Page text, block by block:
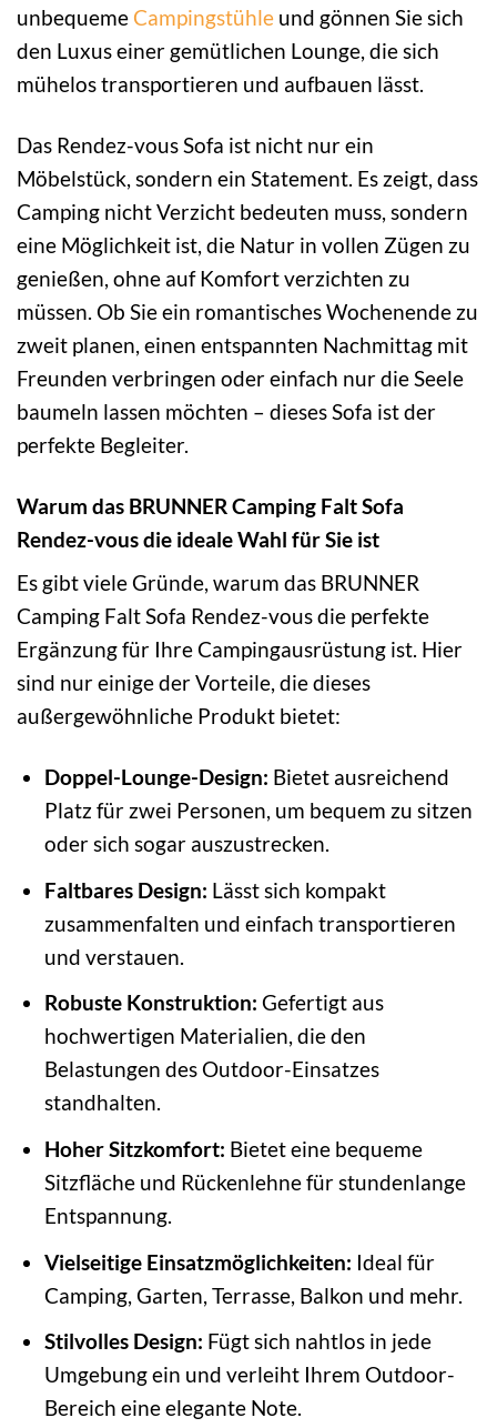
unbequeme Campingstühle und gönnen Sie sich
den Luxus einer gemütlichen Lounge, die sich
mühelos transportieren und aufbauen lässt.
Das Rendez-vous Sofa ist nicht nur ein
Möbelstück, sondern ein Statement. Es zeigt, dass
Camping nicht Verzicht bedeuten muss, sondern
eine Möglichkeit ist, die Natur in vollen Zügen zu
genießen, ohne auf Komfort verzichten zu
müssen. Ob Sie ein romantisches Wochenende zu
zweit planen, einen entspannten Nachmittag mit
Freunden verbringen oder einfach nur die Seele
baumeln lassen möchten – dieses Sofa ist der
perfekte Begleiter.
Warum das BRUNNER Camping Falt Sofa
Rendez-vous die ideale Wahl für Sie ist
Es gibt viele Gründe, warum das BRUNNER
Camping Falt Sofa Rendez-vous die perfekte
Ergänzung für Ihre Campingausrüstung ist. Hier
sind nur einige der Vorteile, die dieses
außergewöhnliche Produkt bietet:
Doppel-Lounge-Design: Bietet ausreichend
Platz für zwei Personen, um bequem zu sitzen
oder sich sogar auszustrecken.
Faltbares Design: Lässt sich kompakt
zusammenfalten und einfach transportieren
und verstauen.
Robuste Konstruktion: Gefertigt aus
hochwertigen Materialien, die den
Belastungen des Outdoor-Einsatzes
standhalten.
Hoher Sitzkomfort: Bietet eine bequeme
Sitzfläche und Rückenlehne für stundenlange
Entspannung.
Vielseitige Einsatzmöglichkeiten: Ideal für
Camping, Garten, Terrasse, Balkon und mehr.
Stilvolles Design: Fügt sich nahtlos in jede
Umgebung ein und verleiht Ihrem Outdoor-
Bereich eine elegante Note.